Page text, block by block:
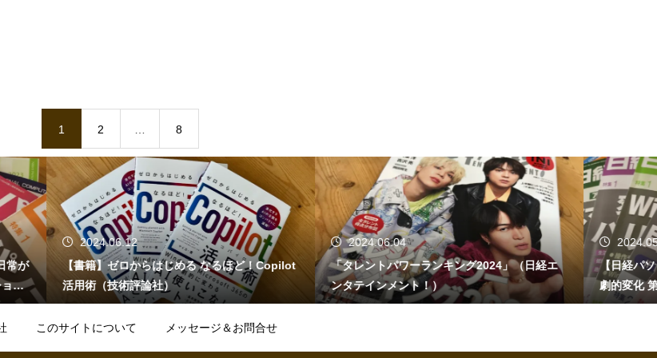
1 2 8
なるほど！Copilot
2024.06.04
「タレントパワーランキング2024」（日経エ
ンタテインメント！）
2024.05.27
【日経パソコン】（5/27号）【生成AIで日常が
劇的変化 第4回】 AI時代の趣味・エンターテイ
ンメント
このサイトについて メッセージ＆お問合せ